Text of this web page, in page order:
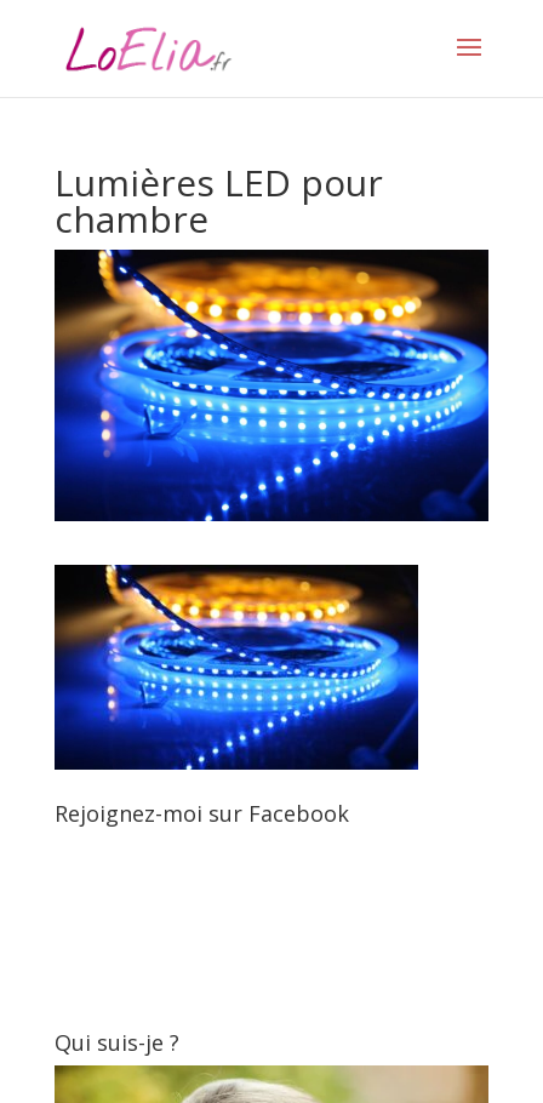
Lumières LED pour
chambre
Rejoignez-moi sur Facebook
Qui suis-je ?